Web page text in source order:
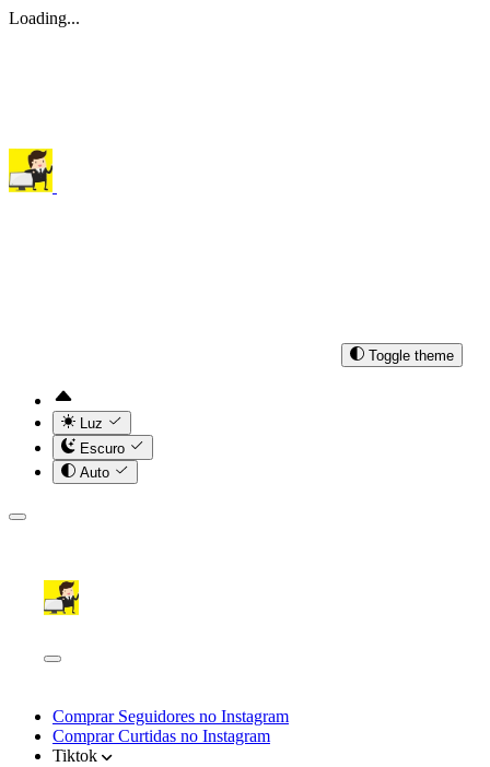
Loading...
Toggle theme
Luz
Escuro
Auto
Comprar Seguidores no Instagram
Comprar Curtidas no Instagram
Tiktok